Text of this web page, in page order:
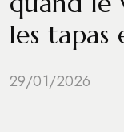
les tapas
29/01/2026